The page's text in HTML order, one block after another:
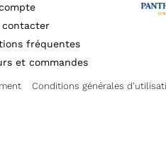
contacter
fréquentes
et commandes
Conditions générales